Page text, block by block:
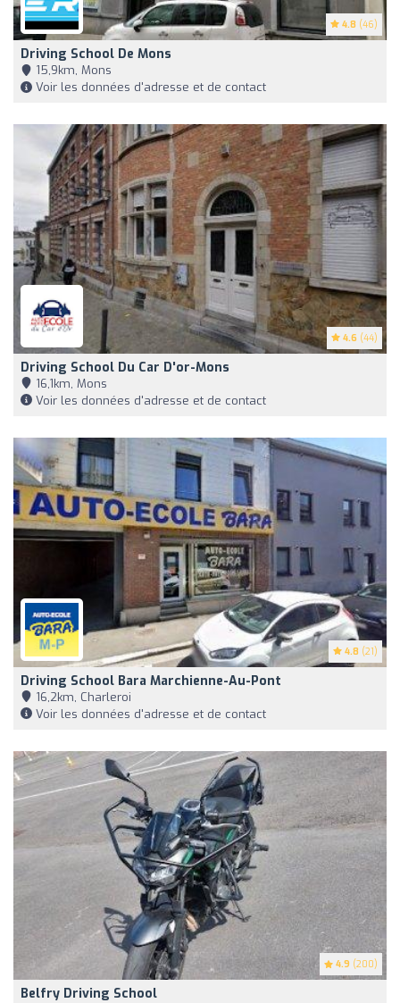
4.8 (46)
Driving School De Mons
15,9km, Mons
Voir les données d'adresse et de contact
4.6 (44)
Driving School Du Car D'or-Mons
16,1km, Mons
Voir les données d'adresse et de contact
4.8 (21)
Driving School Bara Marchienne-Au-Pont
16,2km, Charleroi
Voir les données d'adresse et de contact
4.9 (200)
Belfry Driving School